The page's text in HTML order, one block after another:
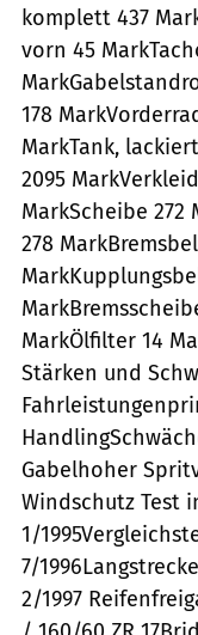
komplett 437
vorn 45
178
MarkTank,
2095
MarkScheibe
278
MarkÖlfilter 14
Stärken und
Gabelhoher
Windschutz Test
1/
7/
2/1997